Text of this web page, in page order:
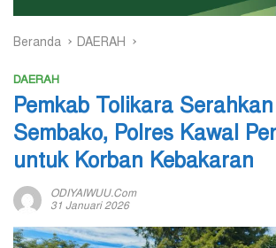
Beranda DAERAH
DAERAH
Pemkab Tolikara
Sembako, Polres Kawal
untuk Korban Kebakaran
ODIYAIWUU.com
31 Januari 2026